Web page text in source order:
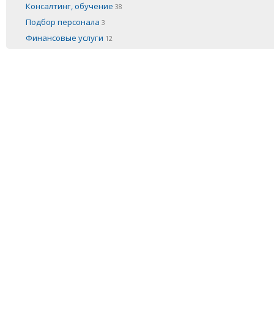
Консалтинг, обучение 38
Подбор персонала 3
Финансовые услуги 12